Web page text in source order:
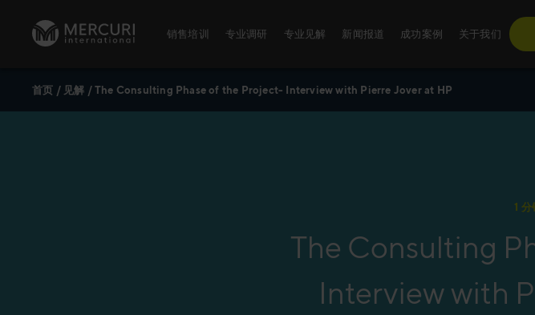
销售培训
销售培训
专业调研
专业调研
专业见解 新闻报道 成功案例 关于我们
麦古利国际
首页 / 见解 /The Consulting Phase of the Project- Interview with Pierre Jover at HP
1
The Consulting
Interview with